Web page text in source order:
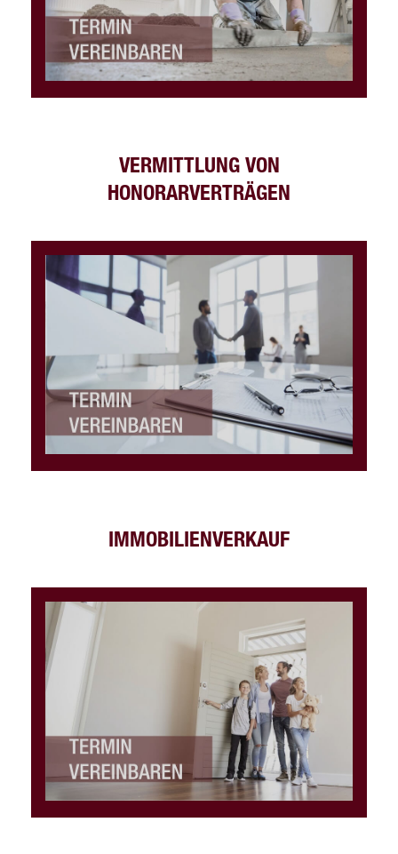
VERMITTLUNG VON
HONORARVERTRÄGEN
IMMOBILIENVERKAUF